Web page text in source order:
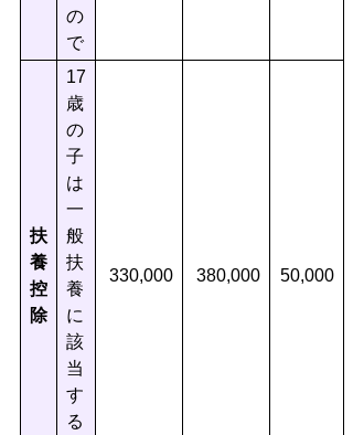
の
で
扶
養
控
除
17
歳
の
子
は
一
般
扶
養
に
該
当
す
る
330,000 380,000 50,000